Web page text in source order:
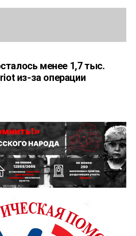
менее 1,7 тыс.
из-за операции